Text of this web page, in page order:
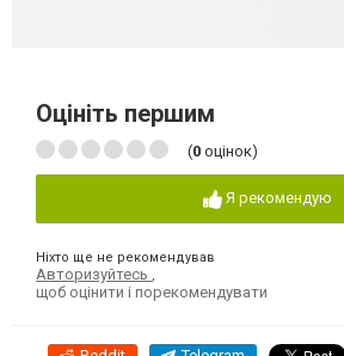
Оцініть першим
(0 оцінок)
Я рекомендую
Ніхто ще не рекомендував
Авторизуйтесь
щоб оцінити і порекомендувати